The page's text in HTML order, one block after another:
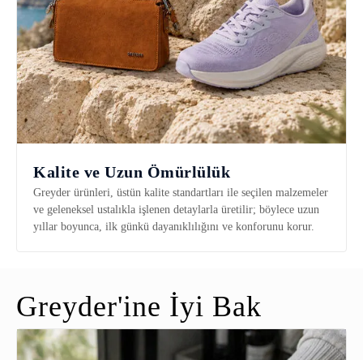
Kalite ve Uzun Ömürlülük
Greyder ürünleri, üstün kalite standartları ile seçilen malzemeler
ve geleneksel ustalıkla işlenen detaylarla üretilir; böylece uzun
yıllar boyunca, ilk günkü dayanıklılığını ve konforunu korur.
Greyder'ine İyi Bak